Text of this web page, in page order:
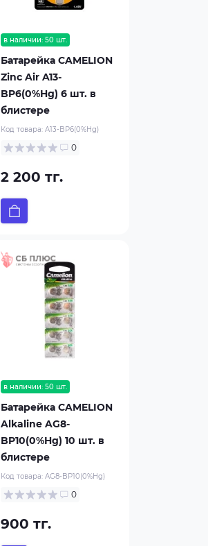
в наличии: 50 шт.
Батарейка CAMELION
Zinc Air A13-
BP6(0%Hg) 6 шт. в
блистере
Код товара:A13-BP6(0%Hg)
0
2 200 тг.
в наличии: 50 шт.
Батарейка CAMELION
Alkaline AG8-
BP10(0%Hg) 10 шт. в
блистере
Код товара:AG8-BP10(0%Hg)
0
900 тг.